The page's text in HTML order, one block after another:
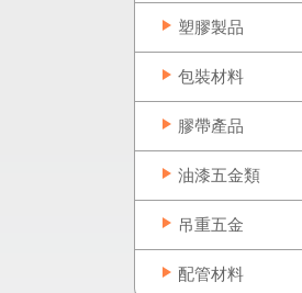
塑膠製品
包裝材料
膠帶產品
油漆五金類
吊重五金
配管材料